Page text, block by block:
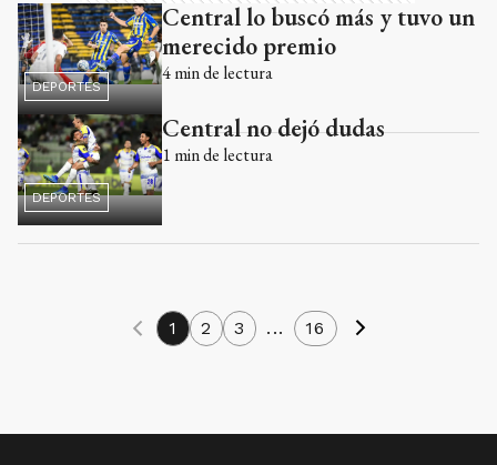
DEPORTES
Central lo buscó más y tuvo un
merecido premio
4min de lectura
DEPORTES
Central no dejó dudas
1 min de lectura
1 2 3 ... 16